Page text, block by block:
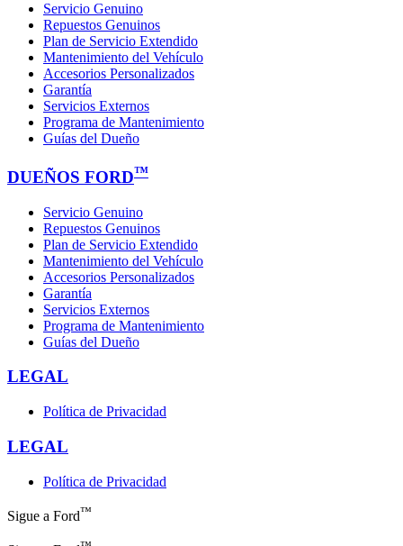
Servicio Genuino
Repuestos Genuinos
Plan de Servicio Extendido
Mantenimiento del Vehículo
Accesorios Personalizados
Garantía
Servicios Externos
Programa de Mantenimiento
Guías del Dueño
DUEÑOS FORD™
Servicio Genuino
Repuestos Genuinos
Plan de Servicio Extendido
Mantenimiento del Vehículo
Accesorios Personalizados
Garantía
Servicios Externos
Programa de Mantenimiento
Guías del Dueño
LEGAL
Política de Privacidad
LEGAL
Política de Privacidad
Sigue a Ford™